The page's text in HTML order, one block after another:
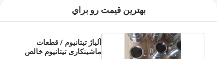
بهترين قيمت رو براي
آلیاژ تیتانیوم / قطعات
ماشینکاری تیتانیوم خالص